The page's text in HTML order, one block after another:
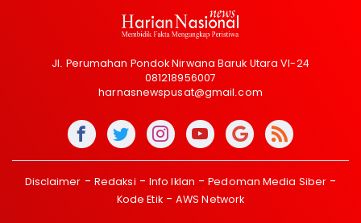
Jl. Perumahan Pondok Nirwana Baruk Utara VI-24
081218956007
harnasnewspusat@gmail.com
Disclaimer Redaksi Info Iklan
Pedoman Media Siber
Kode Etik
AWS Network